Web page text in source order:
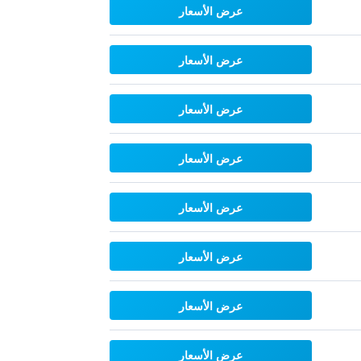
عرض الأسعار
عرض الأسعار
عرض الأسعار
عرض الأسعار
عرض الأسعار
عرض الأسعار
عرض الأسعار
عرض الأسعار